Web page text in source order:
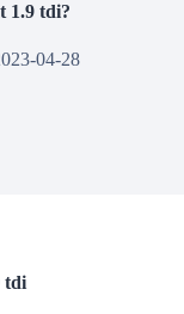
1.9 tdi?
04-28
tdi